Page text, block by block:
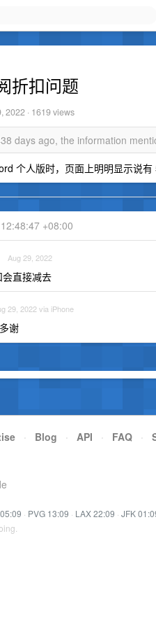
折扣问题
2022 · 1619 views
days ago, the information
个人版时，页面上明明显示说
+08:00
Aug 29, 2022
直接减去
29, 2022 via iPhone
多谢
· Blog · API · FAQ ·
· PVG 13:09 · LAX 22:09 · JFK